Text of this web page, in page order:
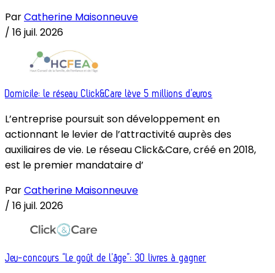
ParCatherine Maisonneuve
/ 16 juil. 2026
Domicile: le réseau Click&Care lève 5 millions d’euros
L’entreprise poursuit son développement en
actionnant le levier de l’attractivité auprès des
auxiliaires de vie. Le réseau Click&Care, créé en 2018,
est le premier mandataire d’
ParCatherine Maisonneuve
/ 16 juil. 2026
Jeu-concours “Le goût de l’âge”: 30 livres à gagner